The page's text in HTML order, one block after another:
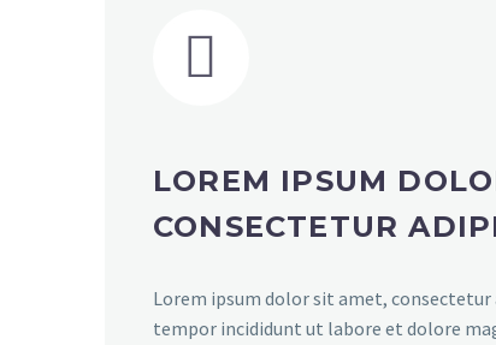


LOREM IPSUM
CONSECTETUR
Lorem ipsum dolor sit amet, consectetur
tempor incididunt ut labore et dolore